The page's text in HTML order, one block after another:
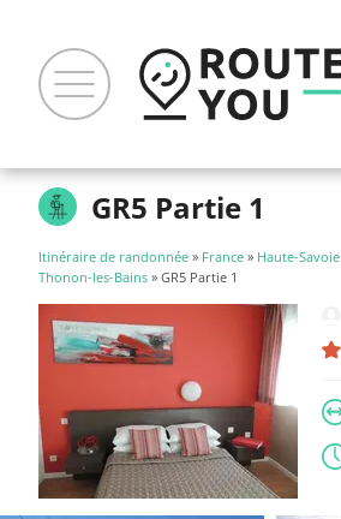
GR5 Partie 1
Itinéraire de randonnée » France » Haute-Savoie
Thonon-les-Bains » GR5 Partie 1